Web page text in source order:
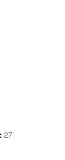
27